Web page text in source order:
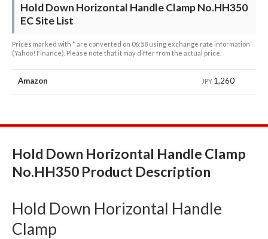
Hold Down Horizontal Handle Clamp No.HH350
EC Site List
Prices marked with * are converted on 06:58 using exchange rate information
(Yahoo! Finance). Please note that it may differ from the actual price.
Amazon JPY 1,260
Hold Down Horizontal Handle Clamp
No.HH350 Product Description
Hold Down Horizontal Handle
Clamp